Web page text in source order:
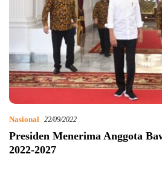
Nasional 22/09/2022
Presiden Menerima Anggota
2022-2027